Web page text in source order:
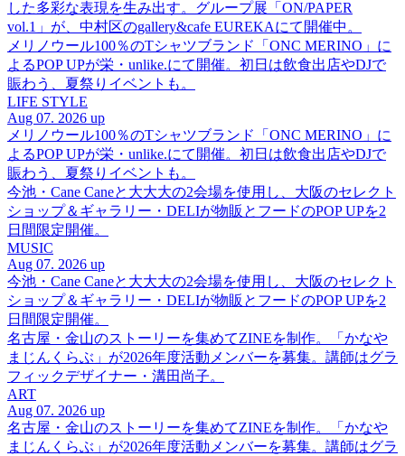
した多彩な表現を生み出す。グループ展「ON/PAPER
vol.1」が、中村区のgallery&cafe EUREKAにて開催中。
メリノウール100％のTシャツブランド「ONC MERINO」に
よるPOP UPが栄・unlike.にて開催。初日は飲食出店やDJで
賑わう、夏祭りイベントも。
LIFE STYLE
Aug 07. 2026 up
メリノウール100％のTシャツブランド「ONC MERINO」に
よるPOP UPが栄・unlike.にて開催。初日は飲食出店やDJで
賑わう、夏祭りイベントも。
今池・Cane Caneと大大大の2会場を使用し、大阪のセレクト
ショップ＆ギャラリー・DELIが物販とフードのPOP UPを2
日間限定開催。
MUSIC
Aug 07. 2026 up
今池・Cane Caneと大大大の2会場を使用し、大阪のセレクト
ショップ＆ギャラリー・DELIが物販とフードのPOP UPを2
日間限定開催。
名古屋・金山のストーリーを集めてZINEを制作。「かなや
まじんくらぶ」が2026年度活動メンバーを募集。講師はグラ
フィックデザイナー・溝田尚子。
ART
Aug 07. 2026 up
名古屋・金山のストーリーを集めてZINEを制作。「かなや
まじんくらぶ」が2026年度活動メンバーを募集。講師はグラ